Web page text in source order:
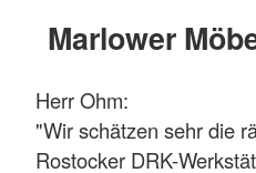
Marlower
Herr Ohm:
"Wir schätzen sehr die
Rostocker DRK-